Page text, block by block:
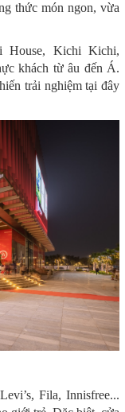
thức món ngon, vừa
House, Kichi Kichi,
khách từ âu đến Á.
trải nghiệm tại đây
Fila, Innisfree...